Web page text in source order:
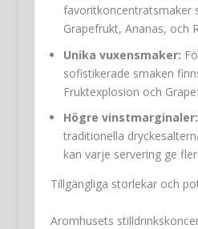
favoritkoncentratsmaker
Grapefrukt, Ananas, och
Unika vuxensmaker:
sofistikerade smaken
Fruktexplosion och
Högre vinstmarginaler:
traditionella
kan varje servering ge
Tillgängliga storlekar och
Aromhusets